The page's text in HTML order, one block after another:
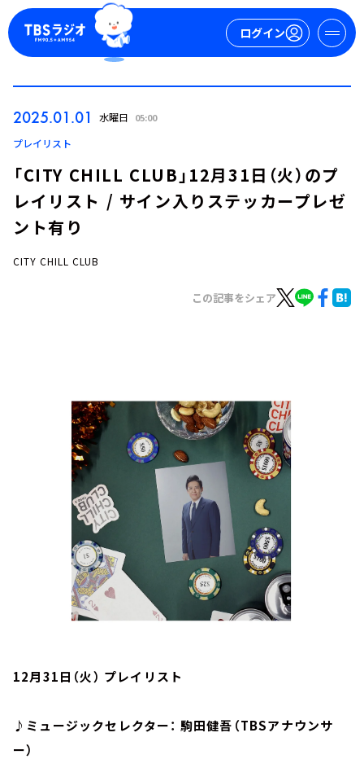
ログイン
YouTube
会社情報
2025.01.01 水曜日 05:00
プレイリスト
「CITY CHILL CLUB」12月31日（火）のプ
レイリスト / サイン入りステッカープレゼ
ント有り
CITY CHILL CLUB
この記事をシェア
12月31日（火） プレイリスト
♪ミュージックセレクター： 駒田健吾（TBSアナウンサ
ー）